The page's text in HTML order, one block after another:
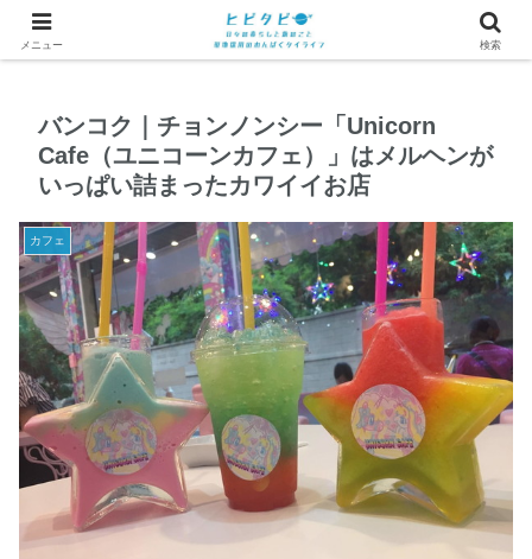
バンコク｜チョンノンシー「Unicorn
Cafe（ユニコーンカフェ）」はメルヘンが
いっぱい詰まったカワイイお店
カフェ
メニュー 検索